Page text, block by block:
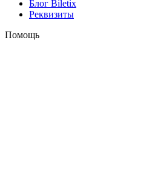
Блог Biletix
Реквизиты
Помощь